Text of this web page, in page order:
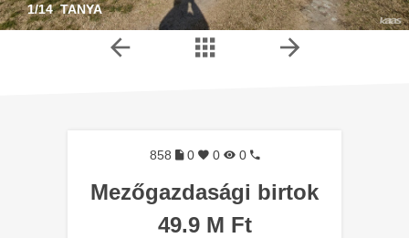
1/14 TANYA
858 0 0 0
Mezőgazdasági birtok
49.9 M Ft